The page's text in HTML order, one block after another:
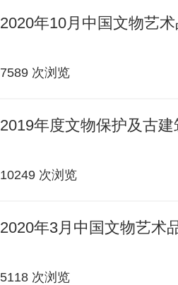
2020年10月中国文物艺
7589 次浏览
2019年度文物保护及古
10249 次浏览
2020年3月中国文物艺术
5118 次浏览